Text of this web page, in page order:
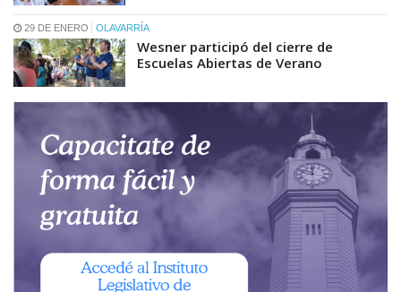
29 DE ENERO OLAVARRÍA
Wesner participó del cierre de
Escuelas Abiertas de Verano